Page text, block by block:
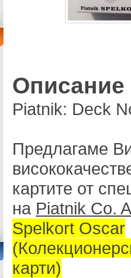
Описание
Piatnik: Deck
Предлагаме
картите от
на Piatnik Co.
Spelkort Oscar
карти)